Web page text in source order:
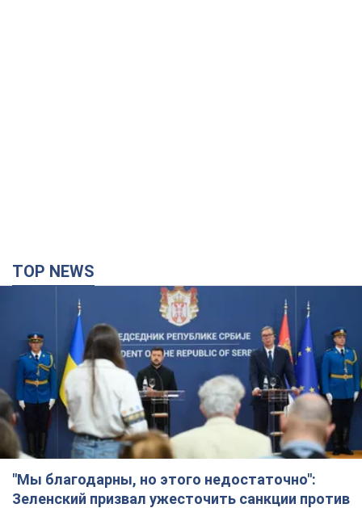
TOP NEWS
"Мы благодарны, но этого недостаточно":
Зеленский призвал ужесточить санкции против